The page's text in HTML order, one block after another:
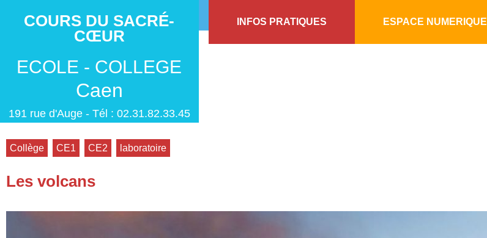
COURS DU SACRÉ-
CŒUR
INFOS PRATIQUES ESPACE NUMERIQUE
ECOLE - COLLEGE
Caen
191 rue d'Auge - Tél : 02.31.82.33.45
Collège CE1 CE2 laboratoire
Les volcans